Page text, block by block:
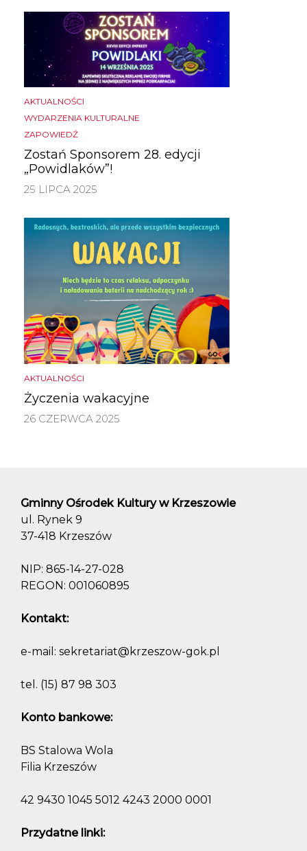
AKTUALNOŚCI
WYDARZENIA KULTURALNE
ZAPOWIEDŹ
Zostań Sponsorem 28. edycji
„Powidlaków”!
25 LIPCA 2025
AKTUALNOŚCI
Życzenia wakacyjne
26 CZERWCA 2025
Gminny Ośrodek Kultury w Krzeszowie
ul. Rynek 9
37-418 Krzeszów
NIP: 865-14-27-028
REGON: 001060895
Kontakt:
e-mail: sekretariat@krzeszow-gok.pl
tel. (15) 87 98 303
Konto bankowe:
BS Stalowa Wola
Filia Krzeszów
42 9430 1045 5012 4243 2000 0001
Przydatne linki: